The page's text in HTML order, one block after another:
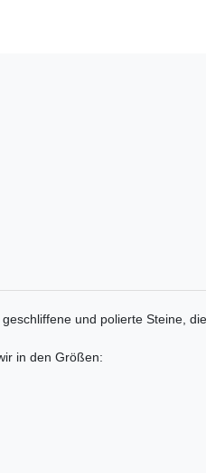
und polierte Steine,
in den Größen: